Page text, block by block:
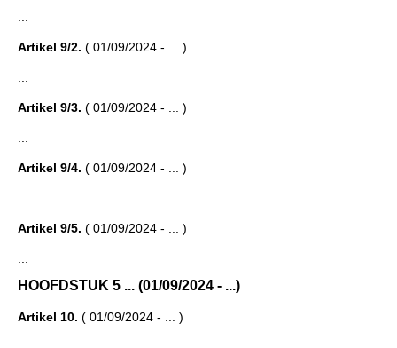
Artikel 9/2. ( 01/09/2024 - ... )
Artikel 9/3. ( 01/09/2024 - ... )
Artikel 9/4. ( 01/09/2024 - ... )
Artikel 9/5. ( 01/09/2024 - ... )
HOOFDSTUK 5 ... (01/09/2024 - ...)
Artikel 10. ( 01/09/2024 - ... )